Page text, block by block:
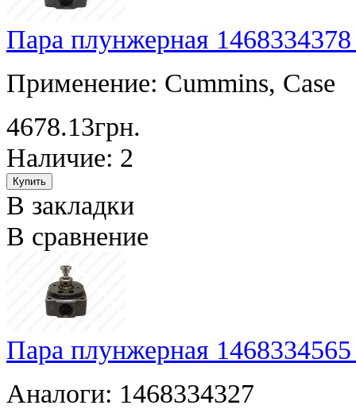
Пара плунжерная
Применение: Cummins, Case
4678.13грн.
Наличие: 2
В закладки
В сравнение
Пара плунжерная
Аналоги: 1468334327